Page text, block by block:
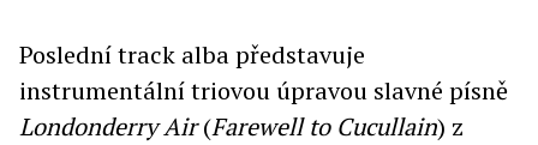
Poslední track alba představuje
instrumentální triovou úpravou slavné písně
Londonderry Air(Farewell to Cucullain) z